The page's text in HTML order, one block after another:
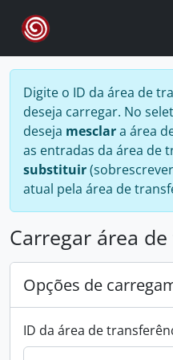
Skip to main content
Digite o ID da área de
deseja carregar. No
deseja mesclara área
as entradas da área de
substituir
atual pela área de
Carregar área
Opções de
ID da área de